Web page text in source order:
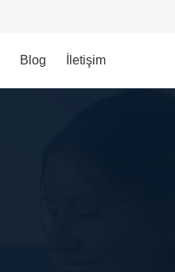
Blog İletişim